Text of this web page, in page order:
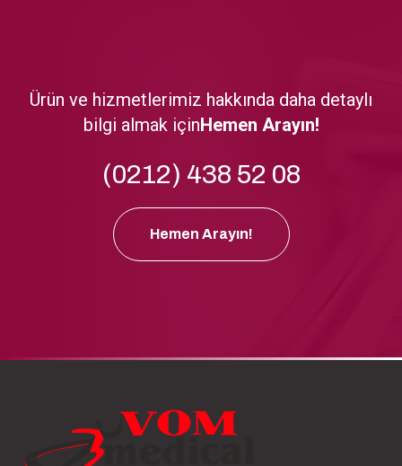
Ürün ve hizmetlerimiz hakkında daha detaylı
bilgi almak içinHemen Arayın!
(0212) 438 52 08
Hemen Arayın!